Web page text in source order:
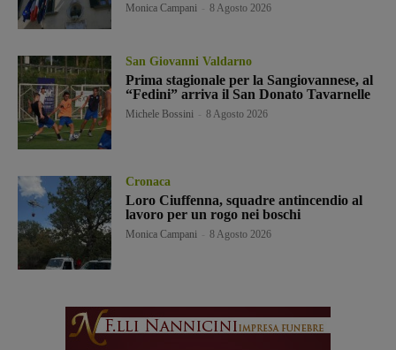
Monica Campani 8 Agosto 2026
San Giovanni Valdarno
Prima stagionale per la Sangiovannese, al
“Fedini” arriva il San Donato Tavarnelle
Michele Bossini 8 Agosto 2026
Cronaca
Loro Ciuffenna, squadre antincendio al
lavoro per un rogo nei boschi
Monica Campani 8 Agosto 2026